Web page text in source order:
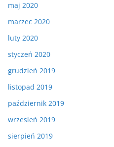
maj 2020
marzec 2020
luty 2020
styczeń 2020
grudzień 2019
listopad 2019
październik 2019
wrzesień 2019
sierpień 2019